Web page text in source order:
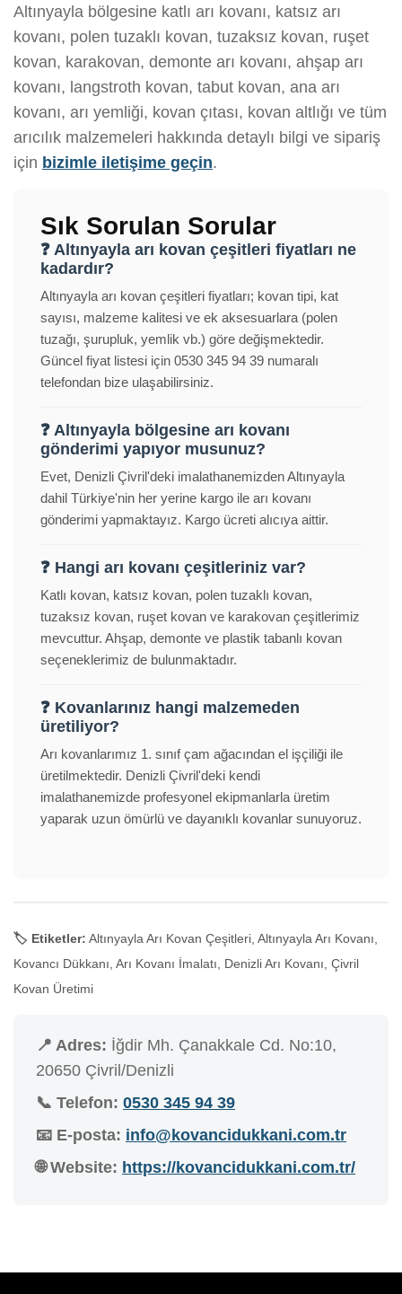
Altınyayla bölgesine katlı arı kovanı, katsız arı
kovanı, polen tuzaklı kovan, tuzaksız kovan, ruşet
kovan, karakovan, demonte arı kovanı, ahşap arı
kovanı, langstroth kovan, tabut kovan, ana arı
kovanı, arı yemliği, kovan çıtası, kovan altlığı ve tüm
arıcılık malzemeleri hakkında detaylı bilgi ve sipariş
için bizimle iletişime geçin.
Sık Sorulan Sorular
❓ Altınyayla arı kovan çeşitleri fiyatları ne
kadardır?
Altınyayla arı kovan çeşitleri fiyatları; kovan tipi, kat
sayısı, malzeme kalitesi ve ek aksesuarlara (polen
tuzağı, şurupluk, yemlik vb.) göre değişmektedir.
Güncel fiyat listesi için 0530 345 94 39 numaralı
telefondan bize ulaşabilirsiniz.
❓ Altınyayla bölgesine arı kovanı
gönderimi yapıyor musunuz?
Evet, Denizli Çivril'deki imalathanemizden Altınyayla
dahil Türkiye'nin her yerine kargo ile arı kovanı
gönderimi yapmaktayız. Kargo ücreti alıcıya aittir.
❓ Hangi arı kovanı çeşitleriniz var?
Katlı kovan, katsız kovan, polen tuzaklı kovan,
tuzaksız kovan, ruşet kovan ve karakovan çeşitlerimiz
mevcuttur. Ahşap, demonte ve plastik tabanlı kovan
seçeneklerimiz de bulunmaktadır.
❓ Kovanlarınız hangi malzemeden
üretiliyor?
Arı kovanlarımız 1. sınıf çam ağacından el işçiliği ile
üretilmektedir. Denizli Çivril'deki kendi
imalathanemizde profesyonel ekipmanlarla üretim
yaparak uzun ömürlü ve dayanıklı kovanlar sunuyoruz.
🏷️ Etiketler: Altınyayla Arı Kovan Çeşitleri, Altınyayla Arı Kovanı,
Kovancı Dükkanı, Arı Kovanı İmalatı, Denizli Arı Kovanı, Çivril
Kovan Üretimi
📍 Adres: İğdir Mh. Çanakkale Cd. No:10,
20650 Çivril/Denizli
📞 Telefon: 0530 345 94 39
📧 E-posta: info@kovancidukkani.com.tr
🌐 Website: https://kovancidukkani.com.tr/